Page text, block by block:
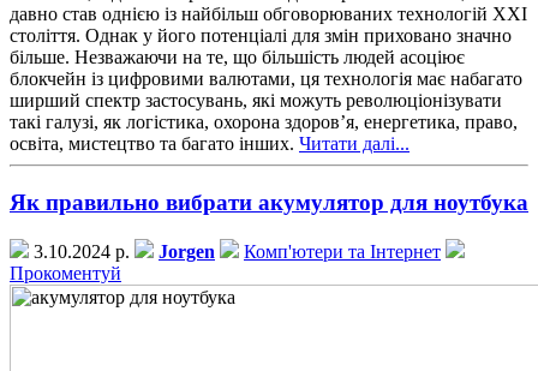
давно став однією із найбільш обговорюваних технологій XXI
століття. Однак у його потенціалі для змін приховано значно
більше. Незважаючи на те, що більшість людей асоціює
блокчейн із цифровими валютами, ця технологія має набагато
ширший спектр застосувань, які можуть революціонізувати
такі галузі, як логістика, охорона здоров’я, енергетика, право,
освіта, мистецтво та багато інших. Читати далі...
Як правильно вибрати акумулятор для ноутбука
3.10.2024 р. Jorgen
Комп'ютери та Інтернет
Прокоментуй